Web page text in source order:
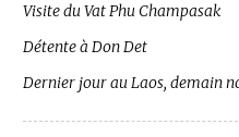
Visite du Vat Phu Champasak
Détente à Don Det
Dernier jour au Laos, demain